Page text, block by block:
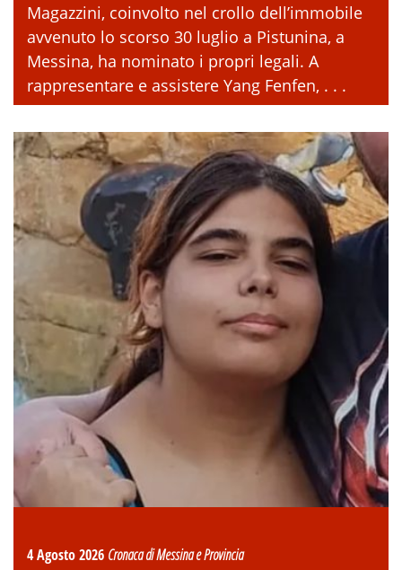
Magazzini, coinvolto nel crollo dell’immobile
avvenuto lo scorso 30 luglio a Pistunina, a
Messina, ha nominato i propri legali. A
rappresentare e assistere Yang Fenfen, . . .
4 Agosto 2026 Cronaca di Messina e Provincia